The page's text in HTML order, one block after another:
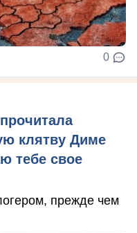
0
клятву Диме
тебе свое
прежде чем